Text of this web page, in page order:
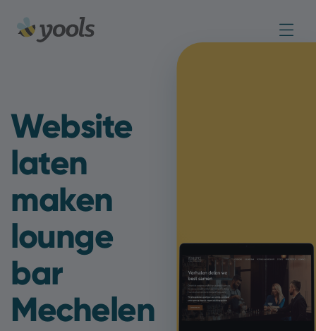
Website
laten
maken
lounge
bar
Mechelen